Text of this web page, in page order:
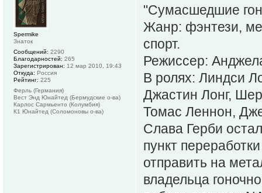
"Сумасшедшие
Жанр: фэнтези,
спорт.
Режиссер:
В ролях: Линдси
Джастин Лонг,
Томас Леннон,
Слава Герби
пункт
отправить на
владельца
Spermike
Знаток
Сообщений: 2290
Благодарностей: 265
Зарегистрирован: 12 мар 2010, 19:43
Откуда: Россия
Рейтинг: 225
Ферль (Германия)
Вест Энд Юнайтед (Бермудские о-ва)
Карлос Сармьенто (Колумбия)
К1 Юнайтед (Соломоновы о-ва)